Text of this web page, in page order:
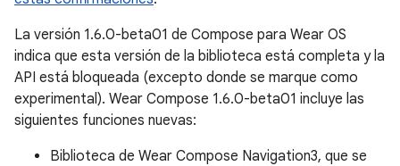
La versión 1.6.0-beta01 de Compose para Wear OS
indica que esta versión de la biblioteca está completa y la
API está bloqueada (excepto donde se marque como
experimental). Wear Compose 1.6.0-beta01 incluye las
siguientes funciones nuevas:
Biblioteca de Wear Compose Navigation3, que se